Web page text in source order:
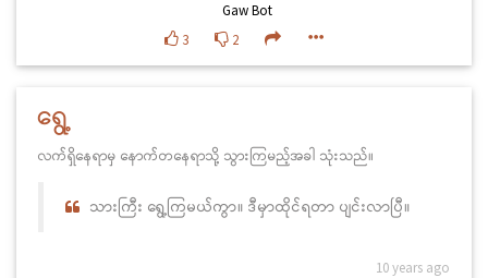
Gaw Bot
3
2
ရွေ့
လက်ရှိနေရာမှ နောက်တနေရာသို့ သွားကြမည့်အခါ သုံးသည်။
သားကြီး ရွေ့ကြမယ်ကွာ။ ဒီမှာထိုင်ရတာ ပျင်းလာပြီ။
10 years ago